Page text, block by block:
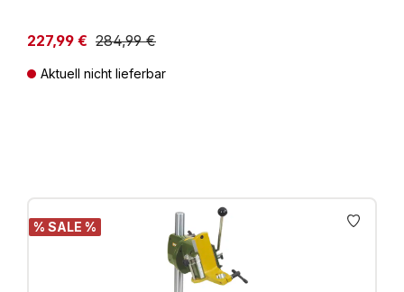
227,99 € 284,99 €
Aktuell nicht lieferbar
% SALE %